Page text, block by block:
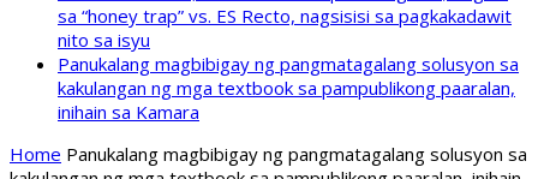
sa “honey trap” vs. ES Recto, nagsisisi sa pagkakadawit
nito sa isyu
Panukalang magbibigay ng pangmatagalang solusyon sa
kakulangan ng mga textbook sa pampublikong paaralan,
inihain sa Kamara
Home Panukalang magbibigay ng pangmatagalang solusyon sa